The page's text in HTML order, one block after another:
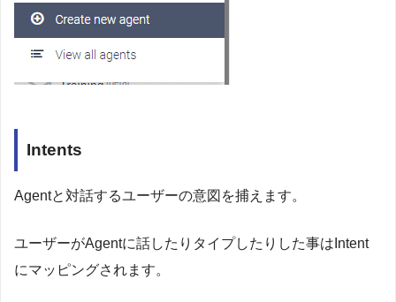
Intents
Agentと対話するユーザーの意図を捕えます。
ユーザーがAgentに話したりタイプしたりした事はIntent
にマッピングされます。